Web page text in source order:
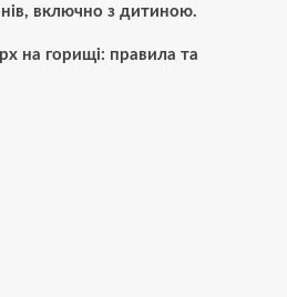
включно з дитиною.
на горищі: правила та